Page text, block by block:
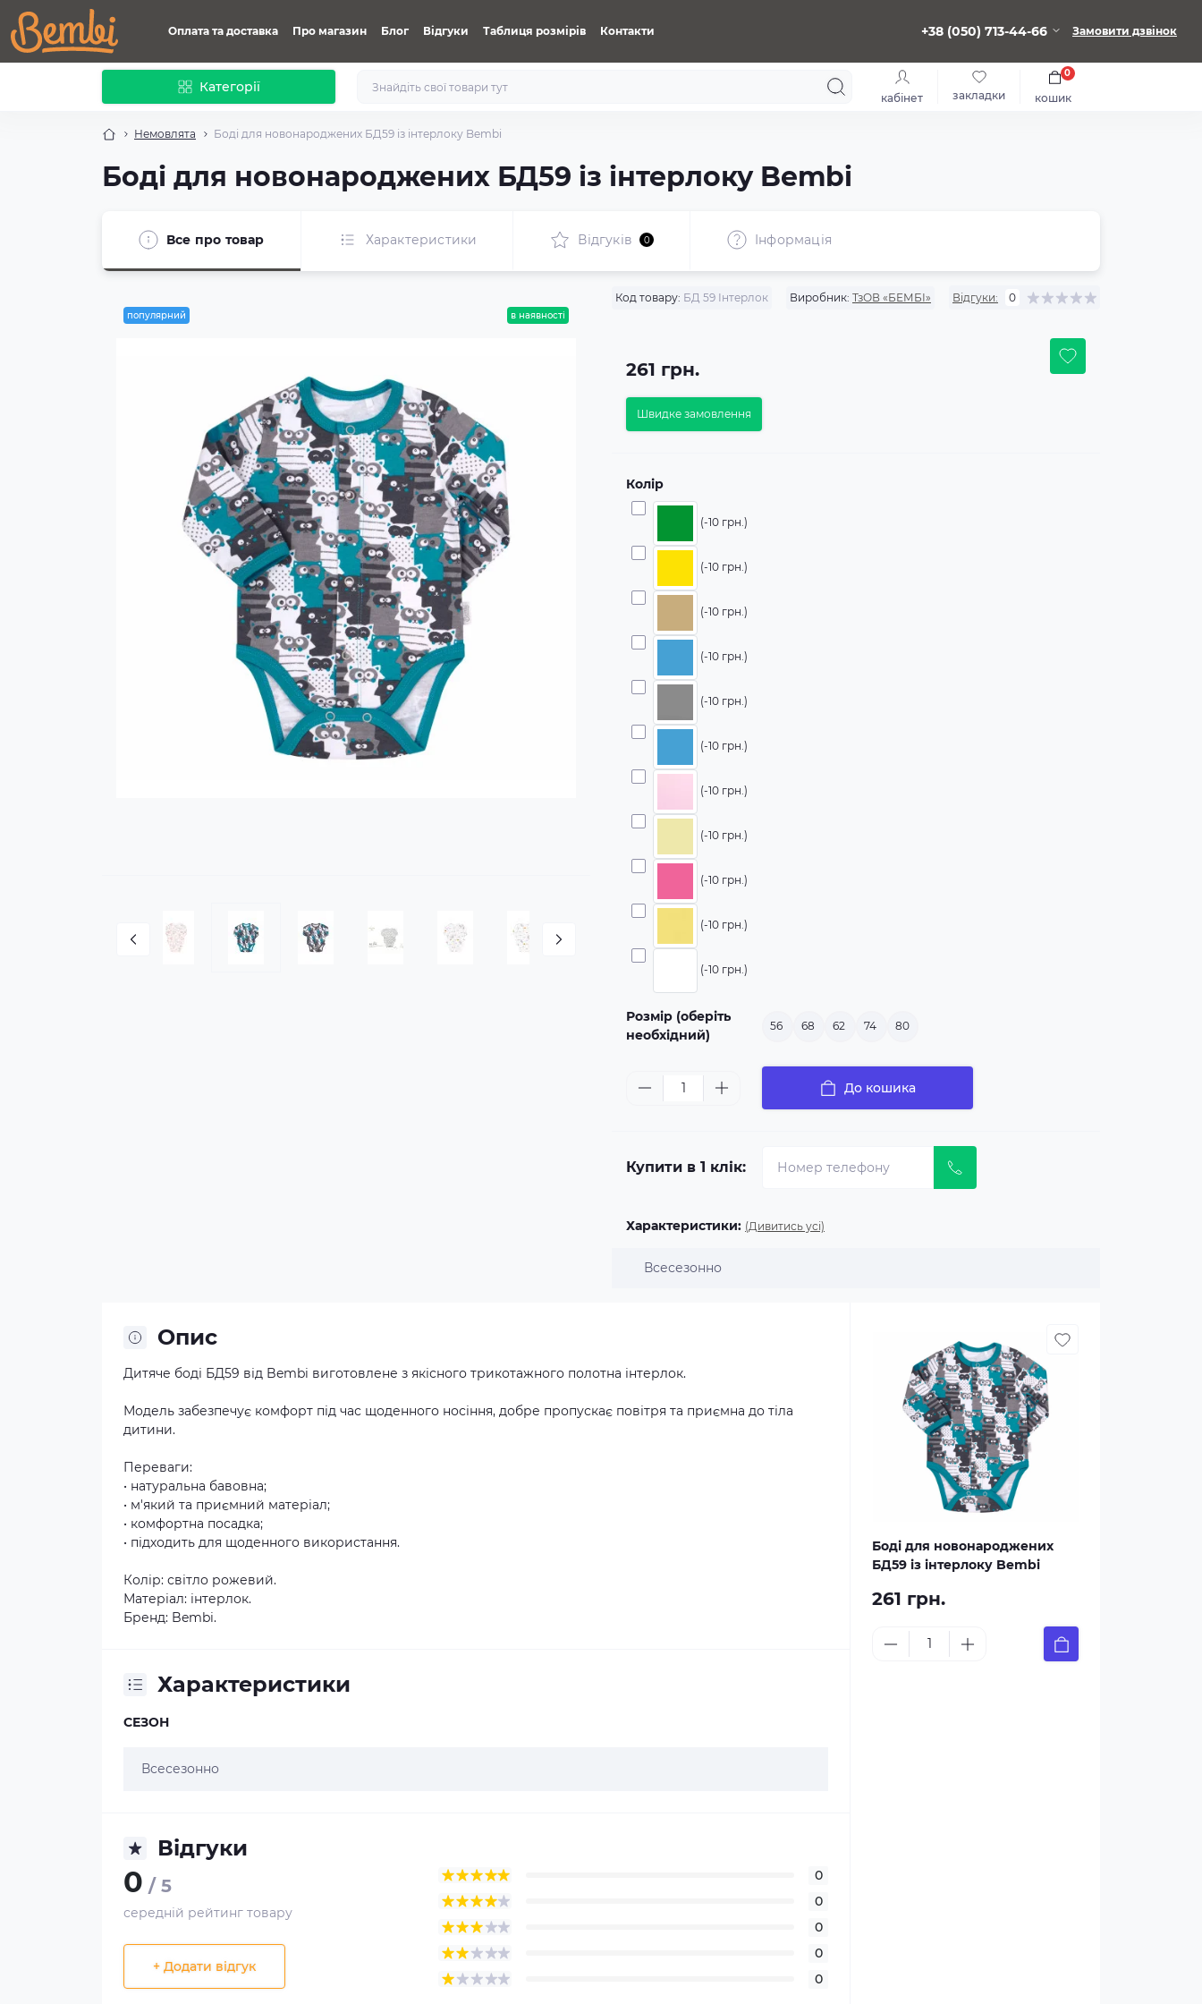
Оплата та доставка Про магазин Блог Відгуки Таблиця розмірів Контакти +38 (050) 713-44-66 Замовити дзвінок
Категорії
кабінет закладки кошик
0
Немовлята Боді для новонароджених БД59 із інтерлоку Bembi
Боді для новонароджених БД59 із інтерлоку Bembi
Все про товар Характеристики Відгуків 0 Iнформація
популярний в наявності
Код товару: БД 59 Інтерлок Виробник: ТзОВ «БЕМБІ» Відгуки: 0
261 грн.
Швидке замовлення
Колір
(-10 грн.)
(-10 грн.)
(-10 грн.)
(-10 грн.)
(-10 грн.)
(-10 грн.)
(-10 грн.)
(-10 грн.)
(-10 грн.)
(-10 грн.)
(-10 грн.)
Розмір (оберіть
необхідний)
56 68 62 74 80
До кошика
Купити в 1 клік:
Характеристики: (Дивитись усі)
Всесезонно
Опис
Дитяче боді БД59 від Bembi виготовлене з якісного трикотажного полотна інтерлок.
Модель забезпечує комфорт під час щоденного носіння, добре пропускає повітря та приємна до тіла
дитини.
Переваги:
• натуральна бавовна;
• м'який та приємний матеріал;
• комфортна посадка;
• підходить для щоденного використання.
Колір: світло рожевий.
Матеріал: інтерлок.
Бренд: Bembi.
Характеристики
СЕЗОН
Всесезонно
Відгуки
0 / 5
середній рейтинг товару
+ Додати відгук
0
0
0
0
0
Боді для новонароджених
БД59 із інтерлоку Bembi
261 грн.